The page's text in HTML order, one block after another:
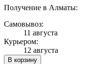
Получение в Алматы:
Самовывоз:
11 августа
Курьером:
12 августа
В корзину